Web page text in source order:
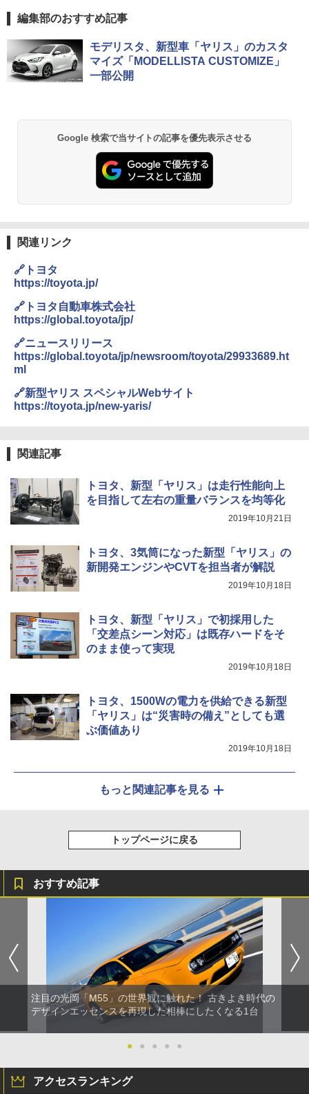
編集部のおすすめ記事
モデリスタ、新型車「ヤリス」のカスタ
マイズ「MODELLISTA CUSTOMIZE」
一部公開
Google 検索で当サイトの記事を優先表示させる
関連リンク
🔗トヨタ
https://toyota.jp/
🔗トヨタ自動車株式会社
https://global.toyota/jp/
🔗ニュースリリース
https://global.toyota/jp/newsroom/toyota/29933689.ht
ml
🔗新型ヤリス スペシャルWebサイト
https://toyota.jp/new-yaris/
関連記事
トヨタ、新型「ヤリス」は走行性能向上
を目指して左右の重量バランスを均等化
2019年10月21日
トヨタ、3気筒になった新型「ヤリス」の
新開発エンジンやCVTを担当者が解説
2019年10月18日
トヨタ、新型「ヤリス」で初採用した
「交差点シーン対応」は既存ハードをそ
のまま使って実現
2019年10月18日
トヨタ、1500Wの電力を供給できる新型
「ヤリス」は“災害時の備え”としても選
ぶ価値あり
2019年10月18日
もっと関連記事を見る
トップページに戻る
おすすめ記事
注目の光岡「M55」の世界観に触れた！ 古きよき時代の
デザインエッセンスを再現した相棒にしたくなる1台
● ● ● ● ●
アクセスランキング